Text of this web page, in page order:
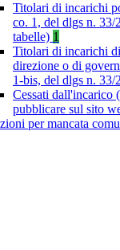
Titolari di incarichi
co. 1, del dlgs n. 33/
tabelle) 1
Titolari di incarichi
direzione o di
1-bis, del dlgs n. 33/
Cessati dall'incarico
pubblicare sul sito
per mancata